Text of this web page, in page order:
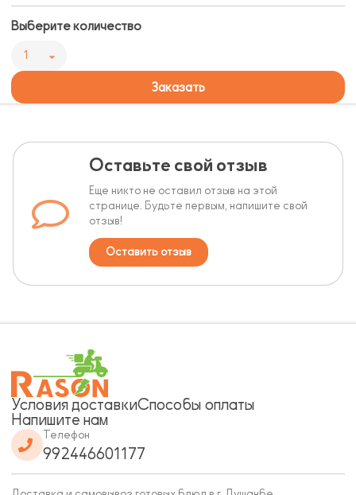
Выберите количество
1
Заказать
Оставьте свой отзыв
Еще никто не оставил отзыв на этой
странице. Будьте первым, напишите свой
отзыв!
Оставить отзыв
Условия доставкиСпособы оплаты
Напишите нам
Телефон
992446601177